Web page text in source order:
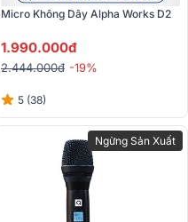
Micro Không Dây Alpha Works D2
1.990.000đ
2.444.000đ -19%
5 (38)
Ngừng Sản Xuất